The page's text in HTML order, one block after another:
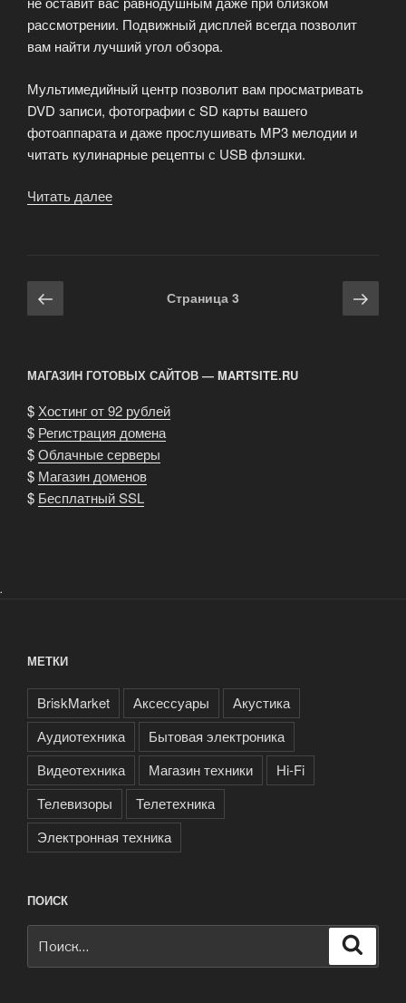
рассмотрении. Подвижный дисплей всегда позволит
вам найти лучший угол обзора.
Мультимедийный центр позволит вам просматривать
DVD записи, фотографии с SD карты вашего
фотоаппарата и даже прослушивать MP3 мелодии и
читать кулинарные рецепты с USB флэшки.
Читать далее
Навигация
по
Предыдущая
страница
Страница 3
МАГАЗИН ГОТОВЫХ САЙТОВ — MARTSITE.RU
$ Хостинг от 92 рублей
$ Регистрация домена
$Облачные серверы
$ Магазин доменов
$ Бесплатный SSL
.
МЕТКИ
BriskMarket Аксессуары
Акустика
Аудиотехника
Бытовая электроника
Видеотехника
Магазин техники
Нi-Fi
Телевизоры
Телетехника
Электронная техника
ПОИСК